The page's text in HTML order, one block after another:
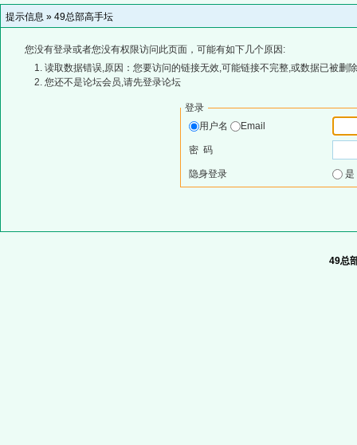
提示信息 » 49总部高手坛
您没有登录或者您没有权限访问此页面，可能有如下几个原因:
读取数据错误,原因：您要访问的链接无效,可能链接不完整,或数据已被删
您还不是论坛会员,请先登录论坛
登录
用户名
Email
密 码
隐身登录
49总